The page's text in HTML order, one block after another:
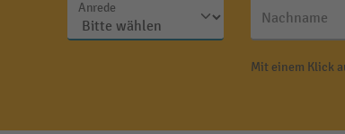
Anrede
Nachname
Mit einem Klick